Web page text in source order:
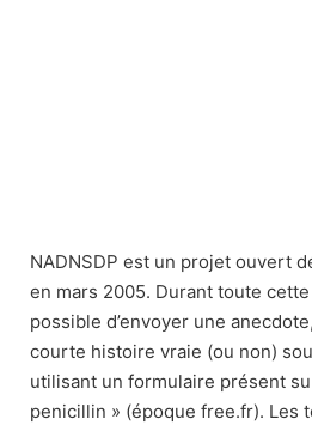
NADNSDP est un projet ouvert
en mars 2005. Durant toute
possible d’envoyer une
courte histoire vraie (ou non)
utilisant un formulaire présent
penicillin » (époque free.fr). Les